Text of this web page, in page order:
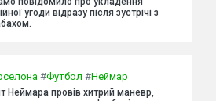
угоди відразу після зустрічі з
#Футбол #Неймар
Неймара провів хитрий маневр,